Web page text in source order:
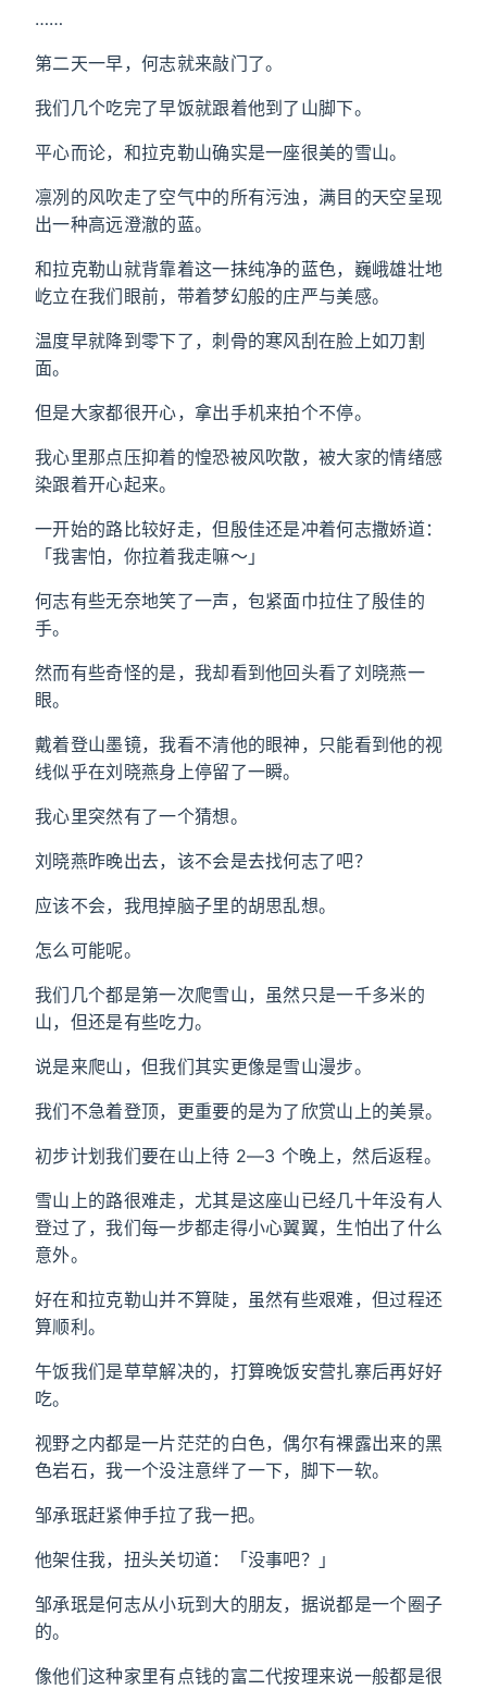
……
第二天一早，何志就来敲门了。
我们几个吃完了早饭就跟着他到了山脚下。
平心而论，和拉克勒山确实是一座很美的雪山。
凛冽的风吹走了空气中的所有污浊，满目的天空呈现
出一种高远澄澈的蓝。
和拉克勒山就背靠着这一抹纯净的蓝色，巍峨雄壮地
屹立在我们眼前，带着梦幻般的庄严与美感。
温度早就降到零下了，刺骨的寒风刮在脸上如刀割
面。
但是大家都很开心，拿出手机来拍个不停。
我心里那点压抑着的惶恐被风吹散，被大家的情绪感
染跟着开心起来。
一开始的路比较好走，但殷佳还是冲着何志撒娇道：
「我害怕，你拉着我走嘛～」
何志有些无奈地笑了一声，包紧面巾拉住了殷佳的
手。
然而有些奇怪的是，我却看到他回头看了刘晓燕一
眼。
戴着登山墨镜，我看不清他的眼神，只能看到他的视
线似乎在刘晓燕身上停留了一瞬。
我心里突然有了一个猜想。
刘晓燕昨晚出去，该不会是去找何志了吧？
应该不会，我甩掉脑子里的胡思乱想。
怎么可能呢。
我们几个都是第一次爬雪山，虽然只是一千多米的
山，但还是有些吃力。
说是来爬山，但我们其实更像是雪山漫步。
我们不急着登顶，更重要的是为了欣赏山上的美景。
初步计划我们要在山上待 2—3 个晚上，然后返程。
雪山上的路很难走，尤其是这座山已经几十年没有人
登过了，我们每一步都走得小心翼翼，生怕出了什么
意外。
好在和拉克勒山并不算陡，虽然有些艰难，但过程还
算顺利。
午饭我们是草草解决的，打算晚饭安营扎寨后再好好
吃。
视野之内都是一片茫茫的白色，偶尔有裸露出来的黑
色岩石，我一个没注意绊了一下，脚下一软。
邹承珉赶紧伸手拉了我一把。
他架住我，扭头关切道：「没事吧？」
邹承珉是何志从小玩到大的朋友，据说都是一个圈子
的。
像他们这种家里有点钱的富二代按理来说一般都是很